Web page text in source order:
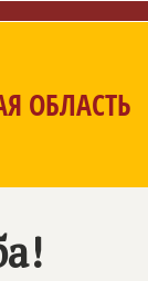
ОБЛАСТЬ